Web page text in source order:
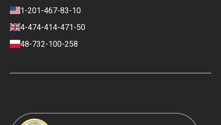
Carrera
Contactos
Política de reseñas
Condiciones de pago y depósito
Política de clasificación
Política editorial
1-201-467-83-10
4-474-414-471-50
48-732-100-258